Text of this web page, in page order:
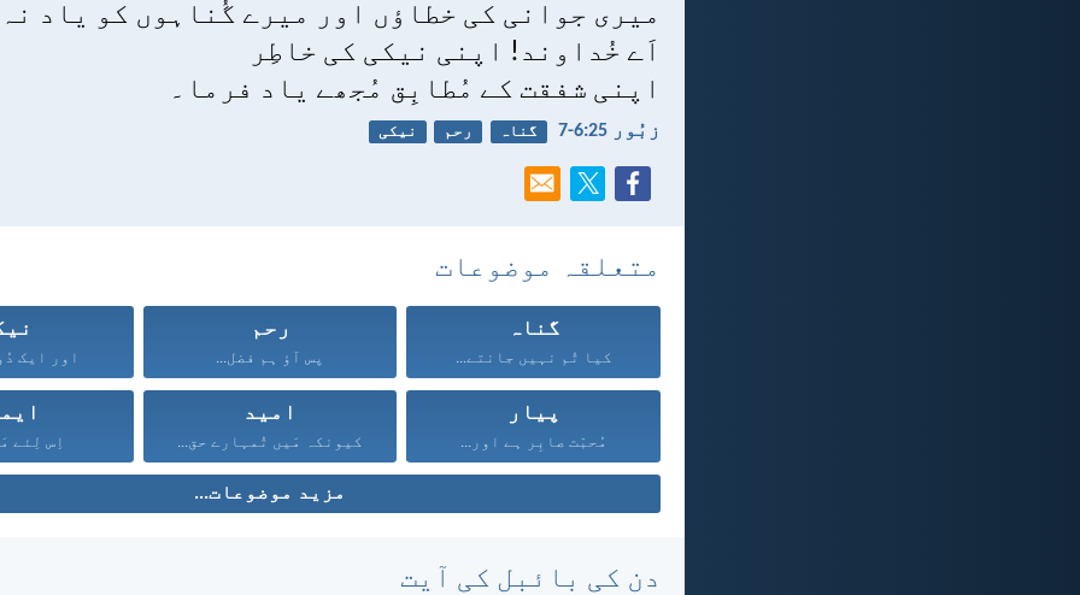
میری جوانی کی خطاؤں اور میرے گُناہوں کو یاد
اَے خُداوند! اپنی نیکی کی خاطِر
اپنی شفقت کے مُطابِق مُجھے یاد فرما۔
زبُور 25:‏6-‏7 گناہ رحم نیکی
متعلقہ موضوعات
گناہ
کیا تُم نہیں جانتے...
رحم
پس آؤ ہم فضل... اور ایک
پیار
مُحبّت صابِر ہے اور...
امید
کیونکہ مَیں تُمہارے حق... اِس لِئے
مزید موضوعات...
دن کی بائبل کی آیت